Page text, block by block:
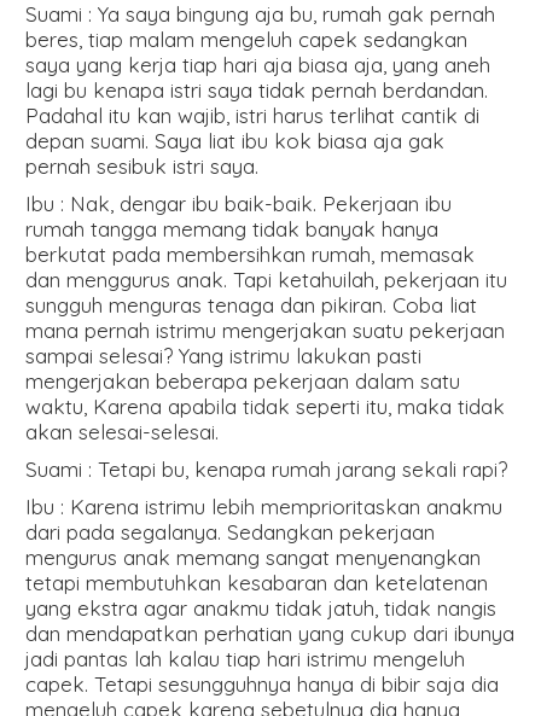
Suami : Ya saya bingung aja bu, rumah gak pernah
beres, tiap malam mengeluh capek sedangkan
saya yang kerja tiap hari aja biasa aja, yang aneh
lagi bu kenapa istri saya tidak pernah berdandan.
Padahal itu kan wajib, istri harus terlihat cantik di
depan suami. Saya liat ibu kok biasa aja gak
pernah sesibuk istri saya.
Ibu : Nak, dengar ibu baik-baik. Pekerjaan ibu
rumah tangga memang tidak banyak hanya
berkutat pada membersihkan rumah, memasak
dan menggurus anak. Tapi ketahuilah, pekerjaan itu
sungguh menguras tenaga dan pikiran. Coba liat
mana pernah istrimu mengerjakan suatu pekerjaan
sampai selesai? Yang istrimu lakukan pasti
mengerjakan beberapa pekerjaan dalam satu
waktu, Karena apabila tidak seperti itu, maka tidak
akan selesai-selesai.
Suami : Tetapi bu, kenapa rumah jarang sekali rapi?
Ibu : Karena istrimu lebih memprioritaskan anakmu
dari pada segalanya. Sedangkan pekerjaan
mengurus anak memang sangat menyenangkan
tetapi membutuhkan kesabaran dan ketelatenan
yang ekstra agar anakmu tidak jatuh, tidak nangis
dan mendapatkan perhatian yang cukup dari ibunya
jadi pantas lah kalau tiap hari istrimu mengeluh
capek. Tetapi sesungguhnya hanya di bibir saja dia
mengeluh capek karena sebetulnya dia hanya